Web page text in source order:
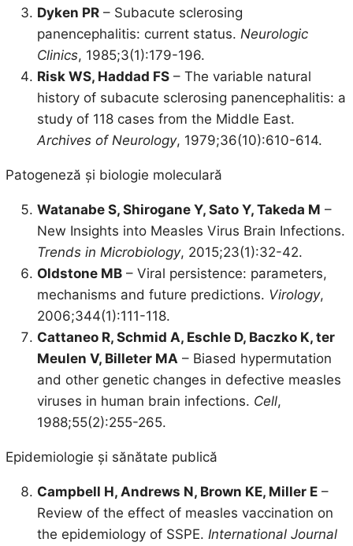
Dyken PR– Subacute sclerosing
panencephalitis: current status. Neurologic
Clinics, 1985;3(1):179-196.
Risk WS, Haddad FS– The variable natural
history of subacute sclerosing panencephalitis: a
study of 118 cases from the Middle East.
Archives of Neurology, 1979;36(10):610-614.
Patogeneză și biologie moleculară
Watanabe S, Shirogane Y, Sato Y, Takeda M –
New Insights into Measles Virus Brain Infections.
Trends in Microbiology, 2015;23(1):32-42.
Oldstone MB– Viral persistence: parameters,
mechanisms and future predictions. Virology,
2006;344(1):111-118.
Cattaneo R, Schmid A, Eschle D, Baczko K, ter
Meulen V, Billeter MA – Biased hypermutation
and other genetic changes in defective measles
viruses in human brain infections. Cell,
1988;55(2):255-265.
Epidemiologie și sănătate publică
Campbell H, Andrews N, Brown KE, Miller E–
Review of the effect of measles vaccination on
the epidemiology of SSPE. International Journal